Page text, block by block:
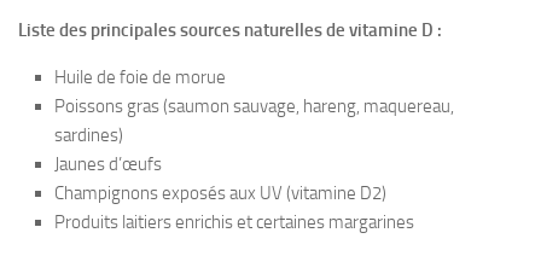
Liste des principales sources naturelles de vitamine D :
Huile de foie de morue
Poissons gras (saumon sauvage, hareng, maquereau,
sardines)
Jaunes d’œufs
Champignons exposés aux UV (vitamine D2)
Produits laitiers enrichis et certaines margarines